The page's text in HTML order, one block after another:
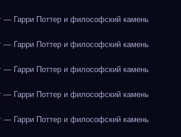
— Гарри Поттер и философский камень
— Гарри Поттер и философский камень
— Гарри Поттер и философский камень
— Гарри Поттер и философский камень
— Гарри Поттер и философский камень